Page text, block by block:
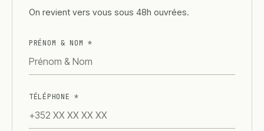
On revient vers vous sous 48h ouvrées.
PRÉNOM & NOM *
TÉLÉPHONE *